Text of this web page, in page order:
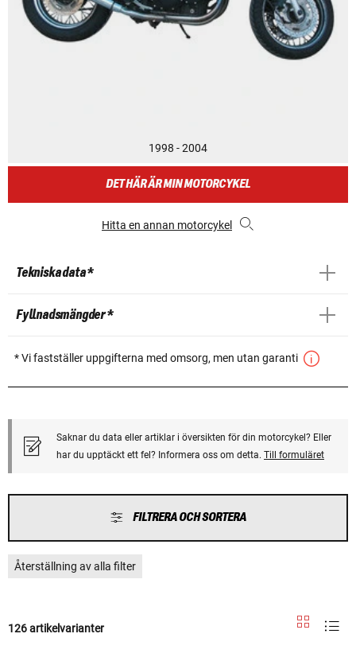
1998 - 2004
DET HÄR ÄR MIN MOTORCYKEL
Hitta en annan motorcykel
Tekniska data *
Fyllnadsmängder *
* Vi fastställer uppgifterna med omsorg, men utan garanti
Saknar du data eller artiklar i översikten för din motorcykel? Eller
har du upptäckt ett fel? Informera oss om detta. Till formuläret
FILTRERA OCH SORTERA
Återställning av alla filter
126 artikelvarianter